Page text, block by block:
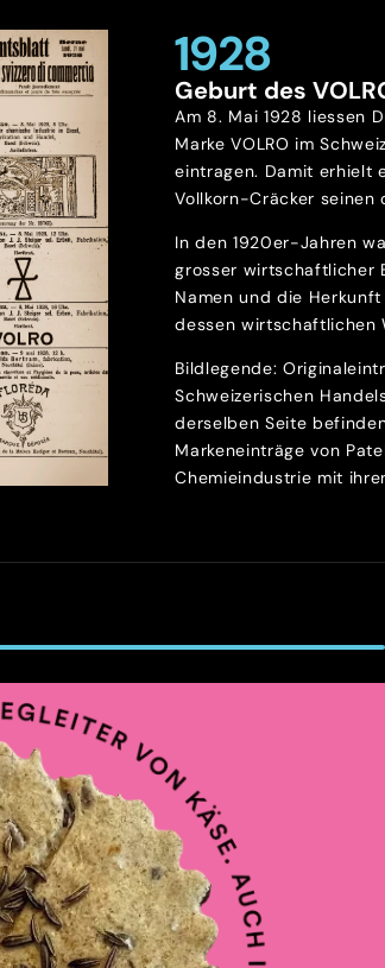
1928
Geburt des
Am 8. Mai 1928 liessen
Marke VOLRO im
eintragen. Damit erhielt
Vollkorn-Cräcker seinen
In den 1920er-Jahren
grosser wirtschaftlicher
Namen und die
dessen wirtschaftlichen
Bildlegende:
Schweizerischen
derselben Seite
Markeneinträge von
Chemieindustrie mit